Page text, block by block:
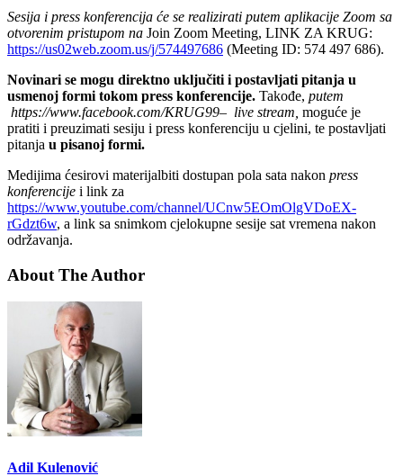
Sesija i press konferencija će se realizirati putem aplikacije Zoom sa
otvorenim pristupom na Join Zoom Meeting, LINK ZA KRUG:
https://us02web.zoom.us/j/574497686 (Meeting ID: 574 497 686).
Novinari se mogu direktno uključiti i postavljati pitanja u
usmenoj formi tokom press konferencije. Takođe, putem
https://www.facebook.com/KRUG99– live stream, moguće je
pratiti i preuzimati sesiju i press konferenciju u cjelini, te postavljati
pitanja u pisanoj formi.
Medijima ćesirovi materijalbiti dostupan pola sata nakon press
konferencije i link za
https://www.youtube.com/channel/UCnw5EOmOlgVDoEX-
rGdzt6w, a link sa snimkom cjelokupne sesije sat vremena nakon
održavanja.
About The Author
Adil Kulenović